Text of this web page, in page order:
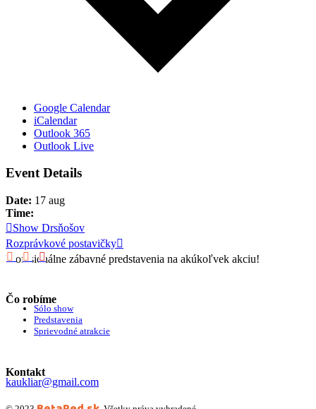
Google Calendar
iCalendar
Outlook 365
Outlook Live
Event Details
Date: 17 aug
Time:
Show Drsňošov
Rozprávkové postavičky
Profesionálne zábavné predstavenia na akúkoľvek akciu!
Čo robíme
Sólo show
Predstavenia
Sprievodné atrakcie
Kontakt
kaukliar@gmail.com